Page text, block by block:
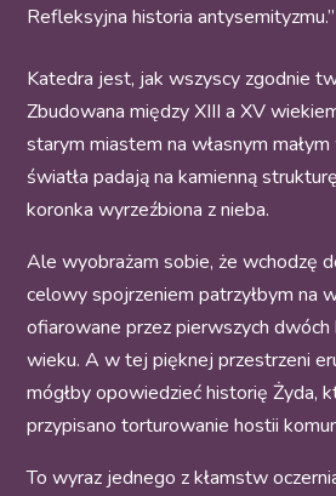
Refleksyjna historia antysemityzmu.”
Katedra jest, jak wszyscy zgodnie
Zbudowana między XIII a XV
starym miastem na własnym
światła padają na kamienną
koronka wyrzeźbiona z nieba.
Ale wyobrażam sobie, że wchodzę
celowy spojrzeniem patrzyłbym na
ofiarowane przez pierwszych
wieku. A w tej pięknej przestrzeni
mógłby opowiedzieć historię Żyda,
przypisano torturowanie hostii
To wyraz jednego z kłamstw